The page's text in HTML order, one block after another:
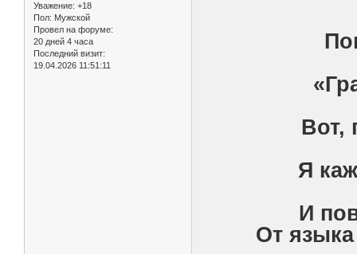
Уважение: +18
Пол: Мужской
Провел на форуме:
20 дней 4 часа
Последний визит:
19.04.2026 11:51:11
Вот,
Я
И
От